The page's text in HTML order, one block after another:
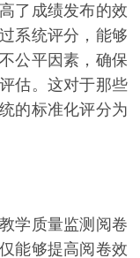
了成绩发布的效
系统评分，能够
公平因素，确保
估。这对于那些
的标准化评分为
学质量监测阅卷
能够提高阅卷效